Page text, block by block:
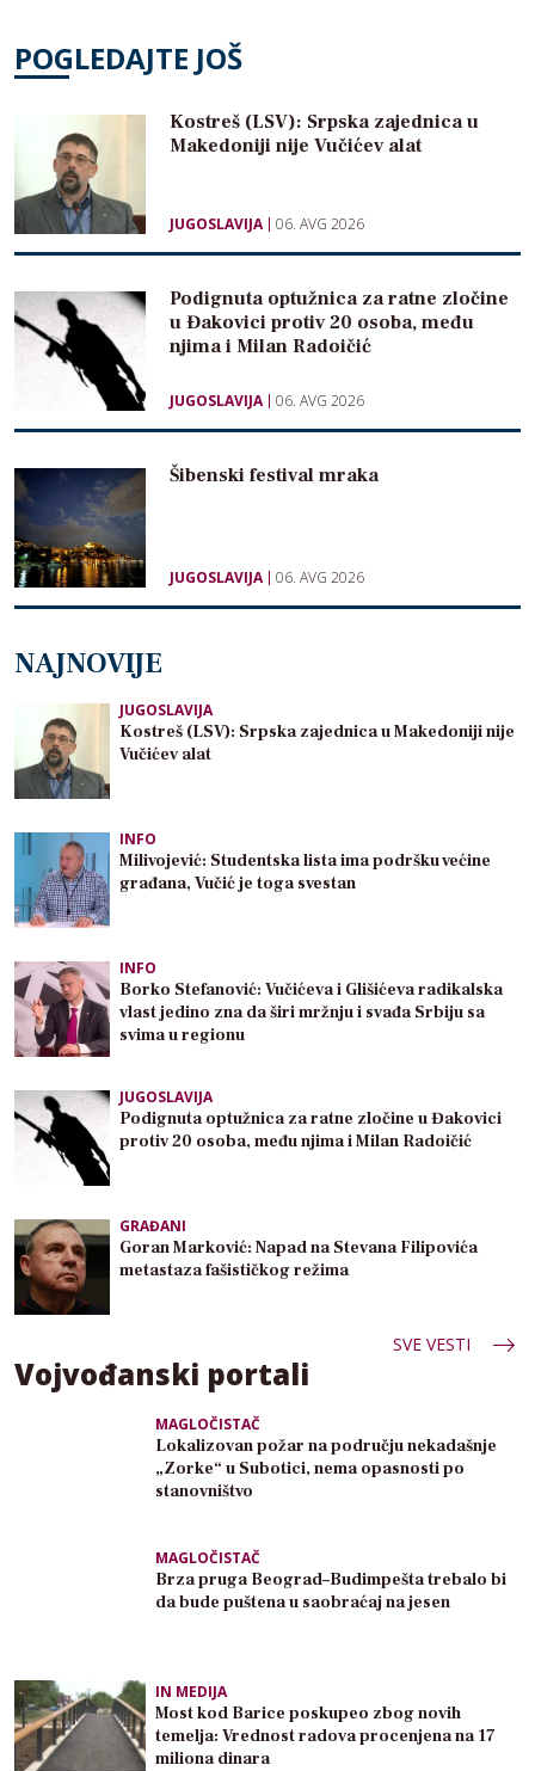
POGLEDAJTE JOŠ
Kostreš (LSV): Srpska zajednica u
Makedoniji nije Vučićev alat
JUGOSLAVIJA 06. AVG 2026
Podignuta optužnica za ratne zločine
u Đakovici protiv 20 osoba, među
njima i Milan Radoičić
JUGOSLAVIJA 06. AVG 2026
Šibenski festival mraka
JUGOSLAVIJA 06. AVG 2026
NAJNOVIJE
JUGOSLAVIJA
Kostreš (LSV): Srpska zajednica u Makedoniji nije
Vučićev alat
INFO
Milivojević: Studentska lista ima podršku većine
građana, Vučić je toga svestan
INFO
Borko Stefanović: Vučićeva i Glišićeva radikalska
vlast jedino zna da širi mržnju i svađa Srbiju sa
svima u regionu
JUGOSLAVIJA
Podignuta optužnica za ratne zločine u Đakovici
protiv 20 osoba, među njima i Milan Radoičić
GRAĐANI
Goran Marković: Napad na Stevana Filipovića
metastaza fašističkog režima
SVE VESTI
Vojvođanski portali
MAGLOČISTAČ
Lokalizovan požar na području nekadašnje
„Zorke“ u Subotici, nema opasnosti po
stanovništvo
MAGLOČISTAČ
Brza pruga Beograd–Budimpešta trebalo bi
da bude puštena u saobraćaj na jesen
IN MEDIJA
Most kod Barice poskupeo zbog novih
temelja: Vrednost radova procenjena na 17
miliona dinara